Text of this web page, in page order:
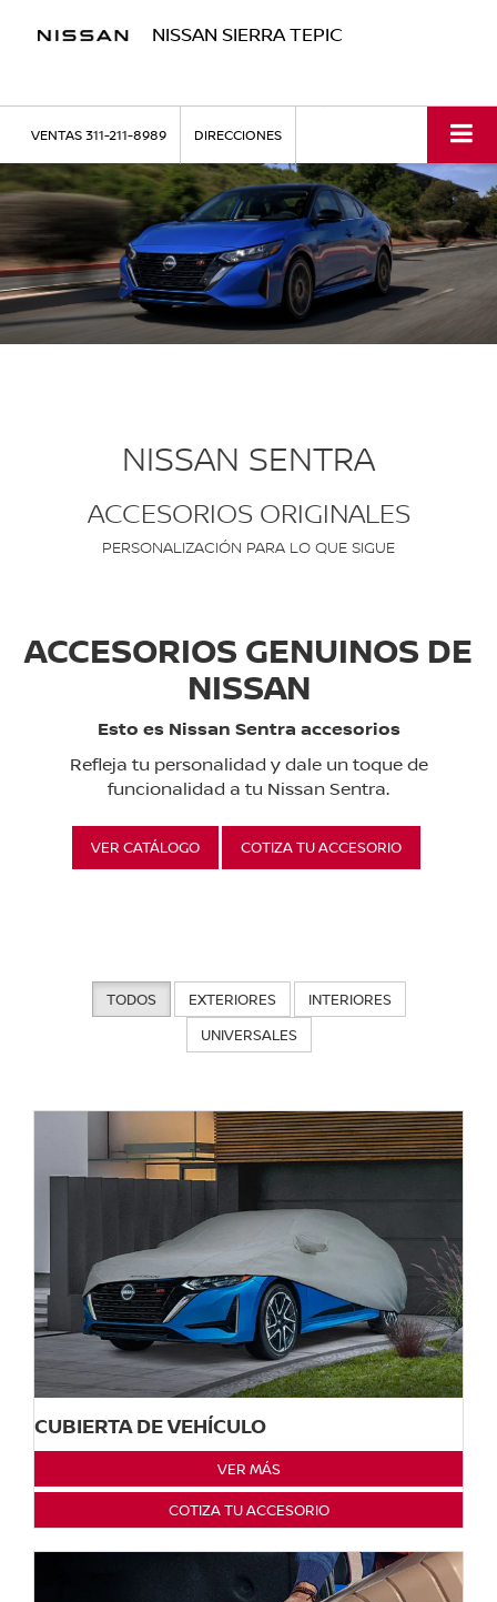
NISSAN SIERRA TEPIC
VENTAS311-211-8989 DIRECCIONES
NISSAN SENTRA
ACCESORIOS ORIGINALES
PERSONALIZACIÓN PARA LO QUE SIGUE
ACCESORIOS GENUINOS DE
NISSAN
Esto es Nissan Sentra accesorios
Refleja tu personalidad y dale un toque de
funcionalidad a tu Nissan Sentra.
VER CATÁLOGO COTIZA TU ACCESORIO
TODOS EXTERIORES
INTERIORES
UNIVERSALES
CUBIERTA DE VEHÍCULO
VER MÁS
COTIZA TU ACCESORIO